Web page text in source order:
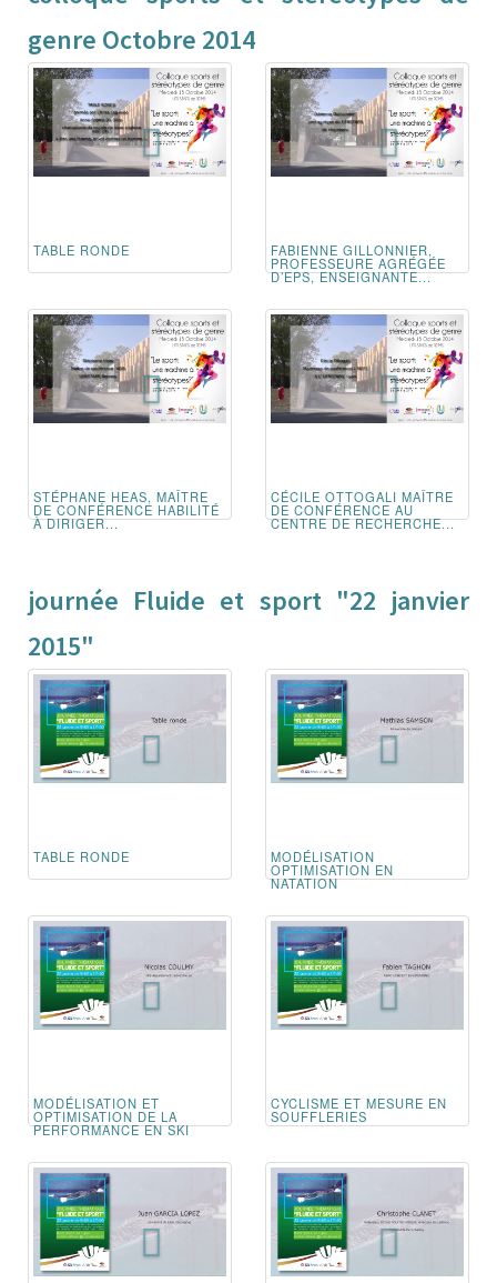
genre Octobre 2014
TABLE RONDE FABIENNE GILLONNIER,
PROFESSEURE AGRÉGÉE
D’EPS, ENSEIGNANTE...
STÉPHANE HEAS, MAÎTRE
DE CONFÉRENCE HABILITÉ
À DIRIGER...
CÉCILE OTTOGALI MAÎTRE
DE CONFÉRENCE AU
CENTRE DE RECHERCHE...
journée Fluide et sport "22 janvier
2015"
TABLE RONDE MODÉLISATION
OPTIMISATION EN
NATATION
MODÉLISATION ET
OPTIMISATION DE LA
PERFORMANCE EN SKI
CYCLISME ET MESURE EN
SOUFFLERIES